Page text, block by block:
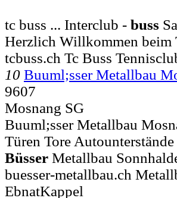
tc buss ... Interclub - buss
Herzlich Willkommen beim
tcbuss.ch Tc Buss
10 Buuml;sser Metallbau
9607
Mosnang SG
Buuml;sser Metallbau
Türen Tore
Büsser Metallbau
buesser-metallbau.ch
EbnatKappel